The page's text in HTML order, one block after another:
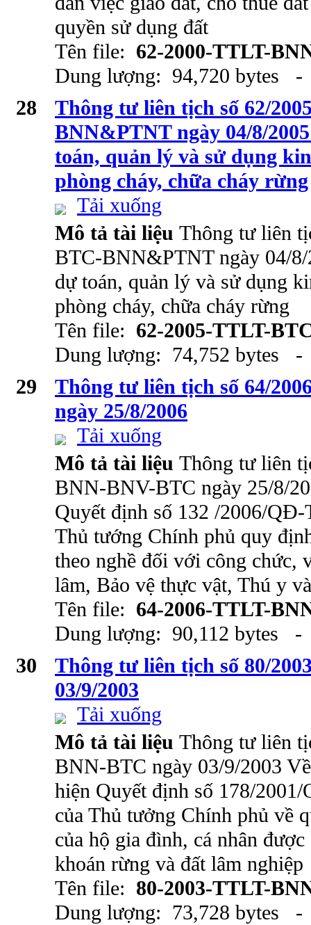
quyền sử dụng đất
Tên file: 62-2000-TTLT-
Dung lượng: 94,720 bytes
28
Thông tư liên tịch số 62/
BNN&PTNT ngày 04/8/
toán, quản lý và sử dụng
phòng cháy, chữa cháy rừng
Tải xuống
Mô tả tài liệu Thông tư liên
BTC-BNN&PTNT ngày 04/
dự toán, quản lý và sử dụng
phòng cháy, chữa cháy rừng
Tên file: 62-2005-TTLT-
Dung lượng: 74,752 bytes
29
Thông tư liên tịch số 64/
ngày 25/8/2006
Tải xuống
Mô tả tài liệu Thông tư liên
BNN-BNV-BTC ngày 25/8/
Quyết định số 132 /2006/QĐ-
Thủ tướng Chính phủ quy
theo nghề đối với công chức,
lâm, Bảo vệ thực vật, Thú y
Tên file: 64-2006-TTLT-
Dung lượng: 90,112 bytes
30
Thông tư liên tịch số 80/
03/9/2003
Tải xuống
Mô tả tài liệu Thông tư liên
BNN-BTC ngày 03/9/2003
hiện Quyết định số 178/
của Thủ tưởng Chính phủ về
của hộ gia đình, cá nhân
khoán rừng và đất lâm nghiệp
Tên file: 80-2003-TTLT-
Dung lượng: 73,728 bytes